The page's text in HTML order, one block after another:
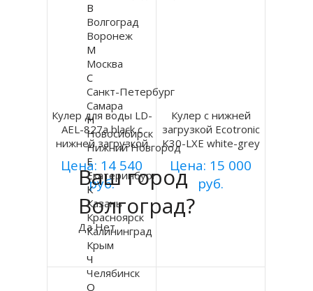
Кулер для воды LD-
AEL-827a black с
нижней загрузкой
Цена: 14 540
руб.
Купить
Подробнее
Кулер с нижней
загрузкой Ecotronic
K30-LXE white-grey
Цена: 15 000
руб.
Купить
Ваш город
Волгоград?
Да Нет
В
Волгоград
Воронеж
М
Москва
С
Санкт-Петербург
Самара
Н
Новосибирск
Нижний Новгород
Е
Екатеринбург
К
Казань
Красноярск
Калининград
Крым
Ч
Челябинск
О